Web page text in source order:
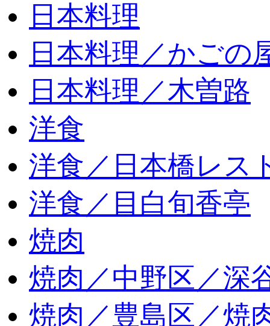
日本料理
日本料理／かごの
日本料理／木曽路
洋食
洋食／日本橋レス
洋食／目白旬香亭
焼肉
焼肉／中野区／深
焼肉／豊島区／焼